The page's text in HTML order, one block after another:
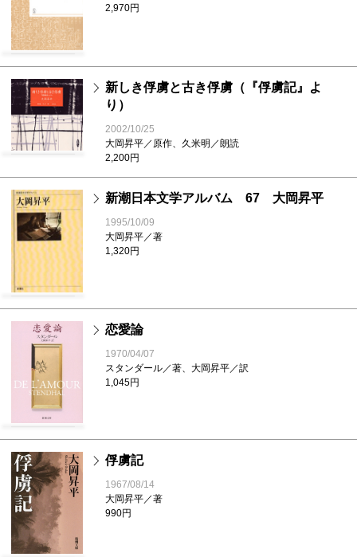
2,970円
新しき俘虜と古き俘虜（『俘虜記』よ
り）
2002/10/25
大岡昇平／原作、久米明／朗読
2,200円
新潮日本文学アルバム 67 大岡昇平
1995/10/09
大岡昇平／著
1,320円
恋愛論
1970/04/07
スタンダール／著、大岡昇平／訳
1,045円
俘虜記
1967/08/14
大岡昇平／著
990円